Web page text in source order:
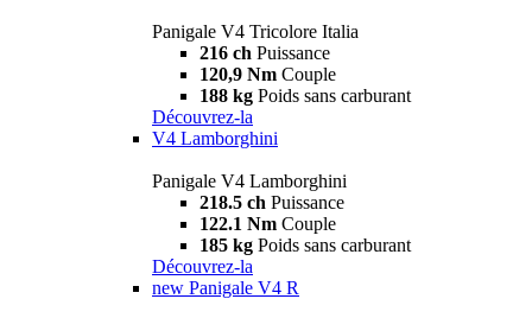
Panigale V4 Tricolore Italia
216 ch Puissance
120,9 Nm Couple
188 kg Poids sans carburant
Découvrez-la
V4 Lamborghini
Panigale V4 Lamborghini
218.5 ch Puissance
122.1 Nm Couple
185 kg Poids sans carburant
Découvrez-la
new Panigale V4 R